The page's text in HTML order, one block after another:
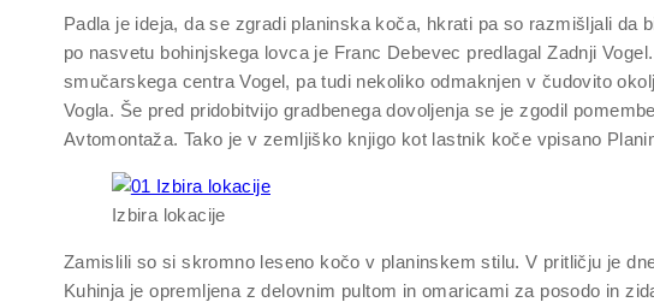
Padla je ideja, da se zgradi planinska koča, hkrati pa so razmišljali
po nasvetu bohinjskega lovca je Franc Debevec predlagal Zadnji
smučarskega centra Vogel, pa tudi nekoliko odmaknjen v čudovito
Vogla. Še pred pridobitvijo gradbenega dovoljenja se je zgodil
Avtomontaža. Tako je v zemljiško knjigo kot lastnik koče vpisano
Izbira lokacije
Zamislili so si skromno leseno kočo v planinskem stilu. V pritličju je
Kuhinja je opremljena z delovnim pultom in omaricami za posodo in